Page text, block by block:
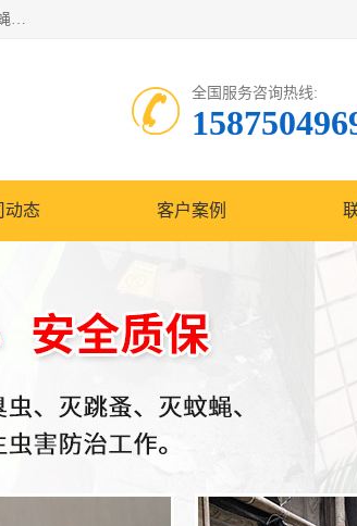
江门市瑞可环境科技有限公司是具有白蚁防治资质的大型专业除四害公司;专业灭老鼠、灭臭虫、灭蟑螂、灭跳蚤、灭蚊、灭蝇、灭白蚁、防蛇等各种害虫的防治。经过多年的努力，公司发展成为集PCO研究、生物制药、害虫防治于一体的专业杀虫灭鼠公司。
全国服务咨询热线:
动态 客户案例